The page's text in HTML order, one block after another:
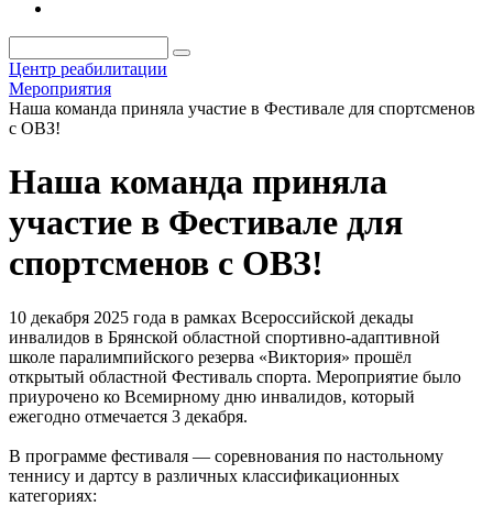
Центр реабилитации
Мероприятия
Наша команда приняла участие в Фестивале для спортсменов
с ОВЗ!
Наша команда приняла
участие в Фестивале для
спортсменов с ОВЗ!
10 декабря 2025 года в рамках Всероссийской декады
инвалидов в Брянской областной спортивно-адаптивной
школе паралимпийского резерва «Виктория» прошёл
открытый областной Фестиваль спорта. Мероприятие было
приурочено ко Всемирному дню инвалидов, который
ежегодно отмечается 3 декабря.
В программе фестиваля — соревнования по настольному
теннису и дартсу в различных классификационных
категориях: